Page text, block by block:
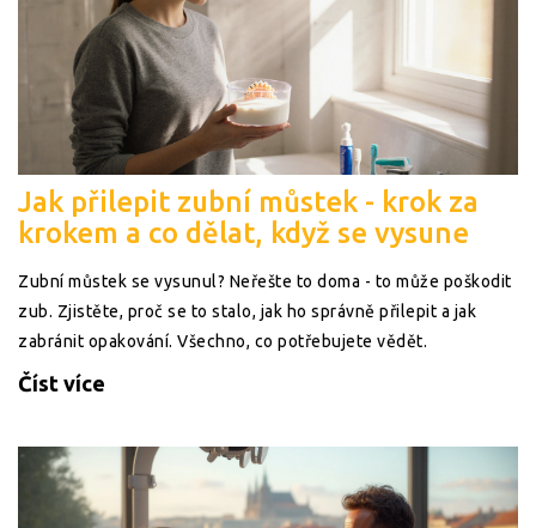
Jak přilepit zubní můstek - krok za
krokem a co dělat, když se vysune
Zubní můstek se vysunul? Neřešte to doma - to může poškodit
zub. Zjistěte, proč se to stalo, jak ho správně přilepit a jak
zabránit opakování. Všechno, co potřebujete vědět.
Číst více